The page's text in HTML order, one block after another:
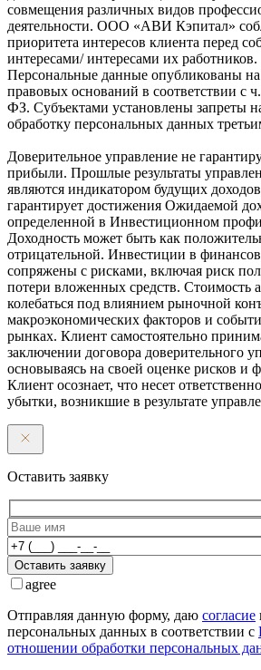
совмещения различных видов
деятельности. ООО «АВИ Кэпитал»
приоритета интересов клиента перед
интересами/ интересами их работников.
Персональные данные опубликованы
правовых оснований в соответствии с
ФЗ. Субъектами установлены запреты
обработку персональных данных
Доверительное управление не
прибыли. Прошлые результаты
являются индикатором будущих
гарантирует достижения Ожидаемой
определенной в Инвестиционном
Доходность может быть как
отрицательной. Инвестиции в
сопряжены с рисками, включая риск
потери вложенных средств. Стоимость
колебаться под влиянием рыночной
макроэкономических факторов и
рынках. Клиент самостоятельно
заключении договора доверительного
основываясь на своей оценке рисков и
Клиент осознает, что несет
убытки, возникшие в результате
Оставить заявку
Оставить заявку
agree
Отправляя данную форму, даю согласие
персональных данных в соответствии с
отношении обработки персональных